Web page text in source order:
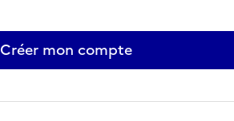
Créer mon compte